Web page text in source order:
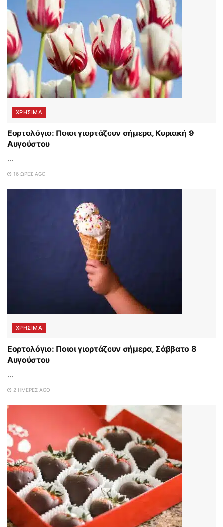
ΧΡΗΣΙΜΑ
Εορτολόγιο: Ποιοι γιορτάζουν σήμερα, Κυριακή 9
Αυγούστου
...
16 ΏΡΕΣ AGO
ΧΡΗΣΙΜΑ
Εορτολόγιο: Ποιοι γιορτάζουν σήμερα, Σάββατο 8
Αυγούστου
...
2 ΗΜΈΡΕΣ AGO